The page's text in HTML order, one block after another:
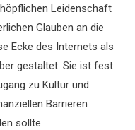
Leidenschaft
Glauben an die
Ecke des Internets als
gestaltet. Sie ist fest
zu Kultur und
Barrieren
sollte.